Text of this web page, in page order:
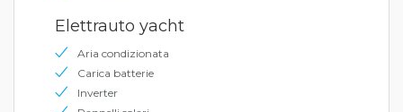
Elettrauto yacht
Aria condizionata
Carica batterie
Inverter